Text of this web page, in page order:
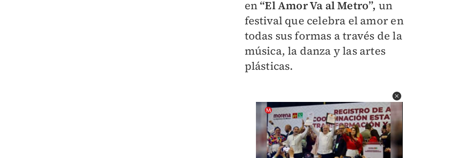
en“El Amor Va al Metro”, un
festival que celebra el amor en
todas sus formas a través de la
música, la danza y las artes
plásticas.